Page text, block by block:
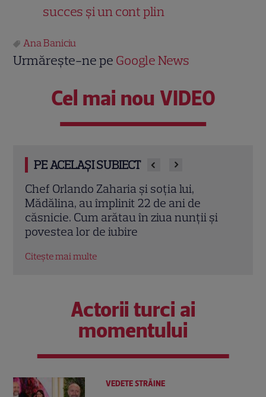
succes și un cont plin
Ana Baniciu
Urmărește-ne pe Google News
Cel mai nou VIDEO
PE ACELAȘI SUBIECT
Cine este Cosmin Curticăpean, soțul
Laurei Cosoi. Afaceri, vârstă și povestea
de iubire care durează de peste 10 ani
Actorii turci ai
momentului
VEDETE STRĂINE